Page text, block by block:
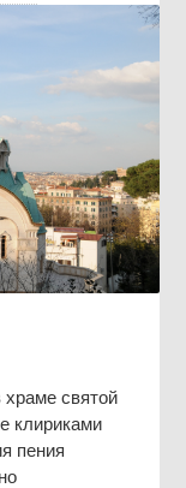
святой
клириками
пения